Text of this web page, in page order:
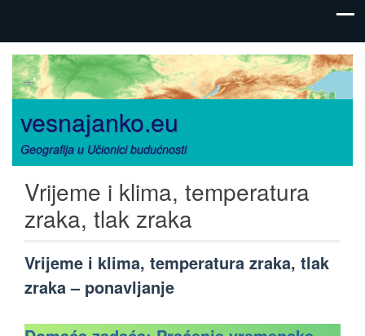
vesnajanko.eu
Geografija u Učionici budućnosti
Vrijeme i klima, temperatura
zraka, tlak zraka
Vrijeme i klima, temperatura zraka, tlak
zraka – ponavljanje